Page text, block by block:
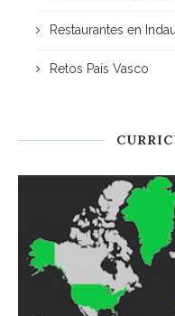
Restaurantes en
Retos País Vasco